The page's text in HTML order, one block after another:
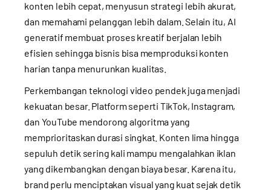
konten lebih cepat, menyusun strategi lebih akurat,
dan memahami pelanggan lebih dalam. Selain itu, AI
generatif membuat proses kreatif berjalan lebih
efisien sehingga bisnis bisa memproduksi konten
harian tanpa menurunkan kualitas.
Perkembangan teknologi video pendek juga menjadi
kekuatan besar. Platform seperti TikTok, Instagram,
dan YouTube mendorong algoritma yang
memprioritaskan durasi singkat. Konten lima hingga
sepuluh detik sering kali mampu mengalahkan iklan
yang dikembangkan dengan biaya besar. Karena itu,
brand perlu menciptakan visual yang kuat sejak detik